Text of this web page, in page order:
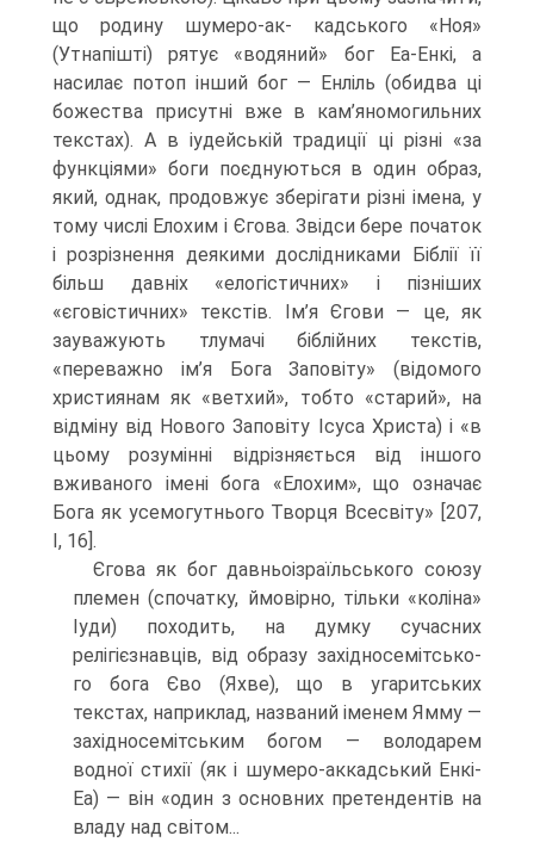
що родину шумеро-ак- кадського «Ноя»
(Утнапішті) рятує «водяний» бог Еа-Енкі, а
насилає потоп інший бог — Енліль (обидва ці
божества присутні вже в кам’яномогильних
текстах). А в іудейській традиції ці різні «за
функціями» боги поєднуються в один образ,
який, однак, продовжує зберігати різні імена, у
тому числі Елохим і Єгова. Звідси бере початок
і розрізнення деякими дослідниками Біблії її
більш давніх «елогістичних» і пізніших
«єговістичних» текстів. Ім’я Єгови — це, як
зауважують тлумачі біблійних текстів,
«переважно ім’я Бога Заповіту» (відомого
християнам як «ветхий», тобто «старий», на
відміну від Нового Заповіту Ісуса Христа) і «в
цьому розумінні відріз­няється від іншого
вживаного імені бога «Елохим», що означає
Бога як усемогут­нього Творця Всесвіту» [207,
I, 16].
Єгова як бог давньоізраїльського союзу
племен (спочатку, ймовірно, тільки «колі­на»
Іуди) походить, на думку сучасних
релігієзнавців, від образу західносемітсько-
го бога Єво (Яхве), що в угаритських
текстах, наприклад, названий іменем Ямму —
західносемітським богом — володарем
водної стихії (як і шумеро-аккадський Енкі-
Еа) — він «один з основних претендентів на
владу над світом...